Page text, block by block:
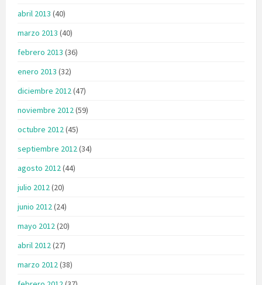
abril 2013 (40)
marzo 2013 (40)
febrero 2013 (36)
enero 2013 (32)
diciembre 2012(47)
noviembre 2012(59)
octubre 2012(45)
septiembre 2012(34)
agosto 2012(44)
julio 2012(20)
junio 2012(24)
mayo 2012(20)
abril 2012(27)
marzo 2012(38)